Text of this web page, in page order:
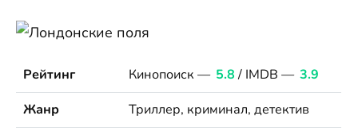
Рейтинг Кинопоиск — 5.8 / IMDB — 3.9
Жанр
Триллер, криминал, детектив